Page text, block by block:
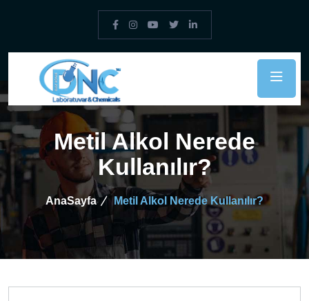
Metil Alkol Nerede
Kullanılır?
AnaSayfa Metil Alkol Nerede Kullanılır?